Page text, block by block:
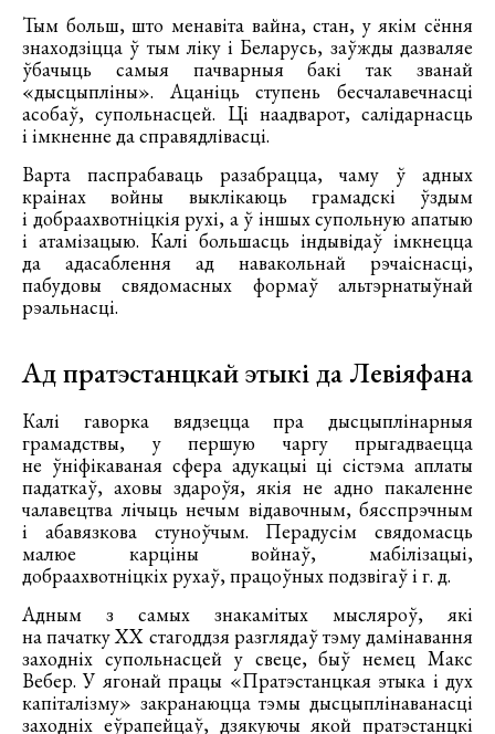
Тым больш, што менавіта вайна, стан, у якім сёння
знаходзіцца ў тым ліку і Беларусь, заўжды дазваляе
ўбачыць самыя пачварныя бакі так званай
«дысцыпліны». Ацаніць ступень бесчалавечнасці
асобаў, супольнасцей. Ці наадварот, салідарнасць
і імкненне да справядлівасці.
Варта паспрабаваць разабрацца, чаму ў адных
краінах войны выклікаюць грамадскі ўздым
і добраахвотніцкія рухі, а ў іншых супольную апатыю
і атамізацыю. Калі большасць індывідаў імкнецца
да адасаблення ад навакольнай рэчаіснасці,
пабудовы свядомасных формаў альтэрнатыўнай
рэальнасці.
Ад пратэстанцкай этыкі да Левіяфана
Калі гаворка вядзецца пра дысцыплінарныя
грамадствы, у першую чаргу прыгадваецца
не ўніфікаваная сфера адукацыі ці сістэма аплаты
падаткаў, аховы здароўя, якія не адно пакаленне
чалавецтва лічыць нечым відавочным, бясспрэчным
і абавязкова стуноўчым. Перадусім свядомасць
малюе карціны войнаў, мабілізацыі,
добраахвотніцкіх рухаў, працоўных подзвігаў і г. д.
Адным з самых знакамітых мысляроў, які
на пачатку XX стагоддзя разглядаў тэму дамінавання
заходніх супольнасцей у свеце, быў немец Макс
Вебер. У ягонай працы «Пратэстанцкая этыка і дух
капіталізму» закранаюцца тэмы дысцыплінаванасці
заходніх еўрапейцаў, дзякуючы якой пратэстанцкі